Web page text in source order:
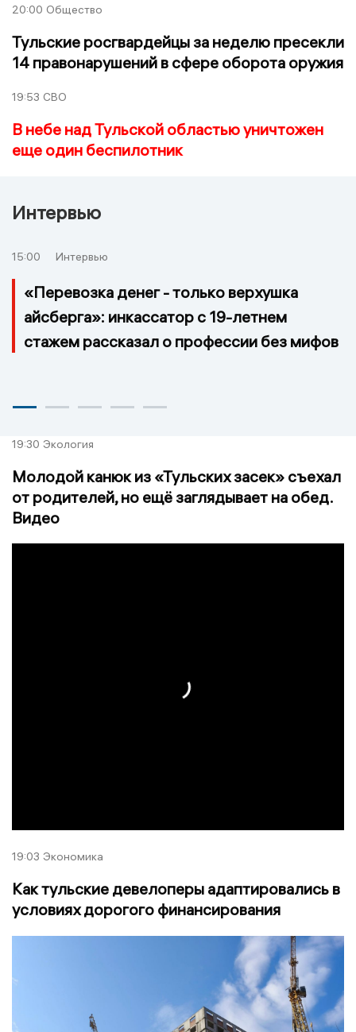
20:00 Общество
Тульские росгвардейцы за неделю пресекли
14 правонарушений в сфере оборота оружия
19:53 СВО
В небе над Тульской областью уничтожен
еще один беспилотник
Интервью
15:00 Интервью
«Перевозка денег - только верхушка
айсберга»: инкассатор с 19-летнем
стажем рассказал о профессии без мифов
19:30 Экология
Молодой канюк из «Тульских засек» съехал
от родителей, но ещё заглядывает на обед.
Видео
19:03 Экономика
Как тульские девелоперы адаптировались в
условиях дорогого финансирования